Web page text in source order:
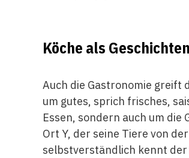
Köche als
Auch die Gastronomie greift
um gutes, sprich frisches,
Essen, sondern auch um die
Ort Y, der seine Tiere von
selbstverständlich kennt